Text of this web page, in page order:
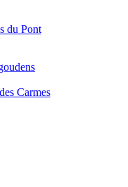
du Pont
Carmes